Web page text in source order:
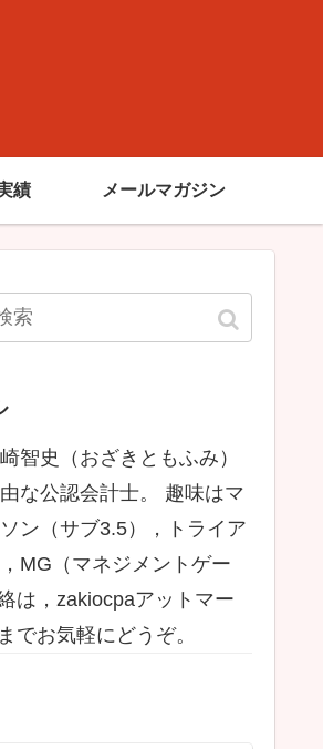
績 メールマガジン
智史（おざきともふみ）
な公認会計士。 趣味はマ
ン（サブ3.5），トライア
MG（マネジメントゲー
は，zakiocpaアットマー
でお気軽にどうぞ。